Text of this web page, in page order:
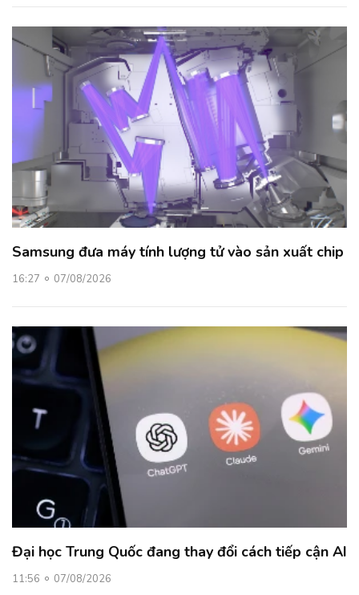
Samsung đưa máy tính lượng tử vào sản xuất chip
16:27 07/08/2026
Đại học Trung Quốc đang thay đổi cách tiếp cận AI
11:56 07/08/2026